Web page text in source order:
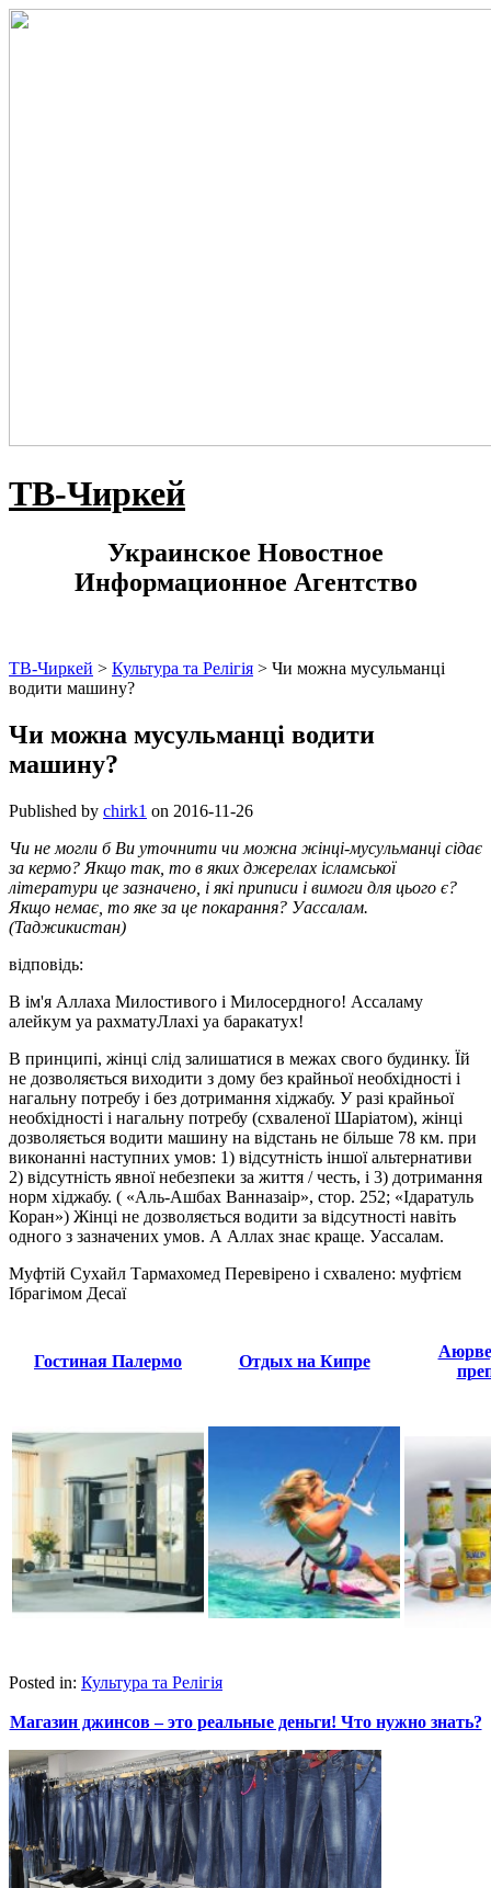
ТВ-Чиркей
Украинское Новостное
Информационное Агентство
ТВ-Чиркей > Культура та Релігія > Чи можна мусульманці
водити машину?
Чи можна мусульманці водити
машину?
Published by chirk1 on 2016-11-26
Чи не могли б Ви уточнити чи можна жінці-мусульманці сідає
за кермо? Якщо так, то в яких джерелах ісламської
літератури це зазначено, і які приписи і вимоги для цього є?
Якщо немає, то яке за це покарання? Уассалам.
(Таджикистан)
відповідь:
В ім'я Аллаха Милостивого і Милосердного! Ассаламу
алейкум уа рахматуЛлахі уа баракатух!
В принципі, жінці слід залишатися в межах свого будинку. Їй
не дозволяється виходити з дому без крайньої необхідності і
нагальну потребу і без дотримання хіджабу. У разі крайньої
необхідності і нагальну потребу (схваленої Шаріатом), жінці
дозволяється водити машину на відстань не більше 78 км. при
виконанні наступних умов: 1) відсутність іншої альтернативи
2) відсутність явної небезпеки за життя / честь, і 3) дотримання
норм хіджабу. ( «Аль-Ашбах Ванназаір», стор. 252; «Ідаратуль
Коран») Жінці не дозволяється водити за відсутності навіть
одного з зазначених умов. А Аллах знає краще. Уассалам.
Муфтій Сухайл Тармахомед Перевірено і схвалено: муфтієм
Ібрагімом Десаї
Гостиная Палермо Отдых на Кипре
Posted in: Культура та Релігія
Магазин джинсов – это реальные деньги! Что нужно знать?